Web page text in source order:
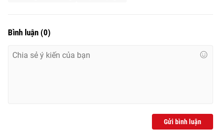
Bình luận (0)
Gửi bình luận